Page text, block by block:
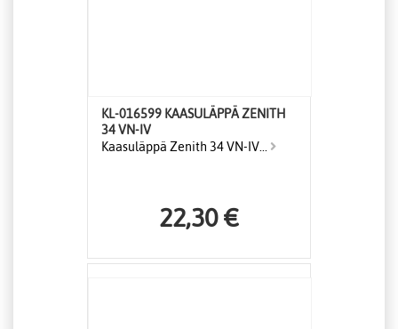
KL-016599 KAASULÄPPÄ ZENITH
34 VN-IV
Kaasuläppä Zenith 34 VN-IV...
22,30 €